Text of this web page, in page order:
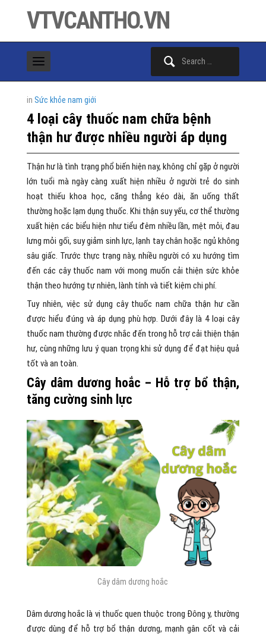
VTVCANTHO.VN
in Sức khỏe nam giới
4 loại cây thuốc nam chữa bệnh
thận hư được nhiều người áp dụng
Thận hư là tình trạng phổ biến hiện nay, không chỉ gặp ở người
lớn tuổi mà ngày càng xuất hiện nhiều ở người trẻ do sinh
hoạt thiếu khoa học, căng thẳng kéo dài, ăn uống thất
thường hoặc lạm dụng thuốc. Khi thận suy yếu, cơ thể thường
xuất hiện các biểu hiện như tiểu đêm nhiều lần, mệt mỏi, đau
lưng mỏi gối, suy giảm sinh lực, lạnh tay chân hoặc ngủ không
sâu giấc. Trước thực trạng này, nhiều người có xu hướng tìm
đến các cây thuốc nam với mong muốn cải thiện sức khỏe
thận theo hướng tự nhiên, lành tính và tiết kiệm chi phí.
Tuy nhiên, việc sử dụng cây thuốc nam chữa thận hư cần
được hiểu đúng và áp dụng phù hợp. Dưới đây là 4 loại cây
thuốc nam thường được nhắc đến trong hỗ trợ cải thiện thận
hư, cùng những lưu ý quan trọng khi sử dụng để đạt hiệu quả
tốt và an toàn.
Cây dâm dương hoắc – Hỗ trợ bổ thận,
tăng cường sinh lực
Cây dâm dương hoắc
Dâm dương hoắc là vị thuốc quen thuộc trong Đông y, thường
được dùng để hỗ trợ bổ thận dương, mạnh gân cốt và cải